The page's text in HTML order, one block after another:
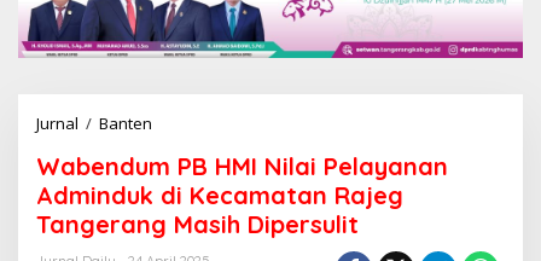
Jurnal / Banten
b
d
Wabendum PB HMI Nilai Pelayanan
Adminduk di Kecamatan Rajeg
Tangerang Masih Dipersulit